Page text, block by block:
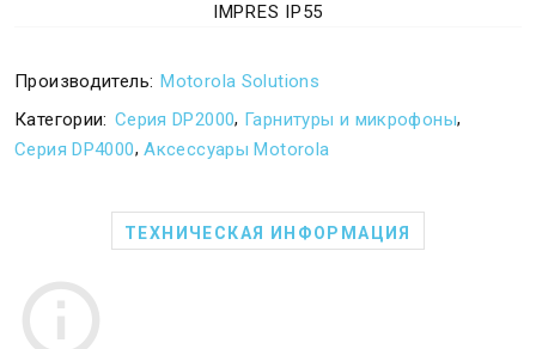
IMPRES IP55
Производитель: Motorola Solutions
Категории: Серия DP2000, Гарнитуры и микрофоны,
Серия DP4000,Аксессуары Motorola
ТЕХНИЧЕСКАЯ ИНФОРМАЦИЯ